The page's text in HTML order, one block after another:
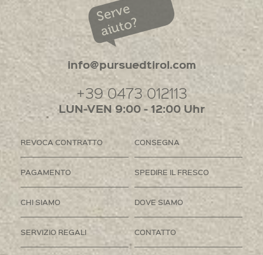
Serve
aiuto?
info@pursuedtirol.com
+39 0473 012113
LUN-VEN 9:00 - 12:00 Uhr
REVOCA CONTRATTO CONSEGNA
PAGAMENTO SPEDIRE IL FRESCO
CHI SIAMO DOVE SIAMO
SERVIZIO REGALI CONTATTO